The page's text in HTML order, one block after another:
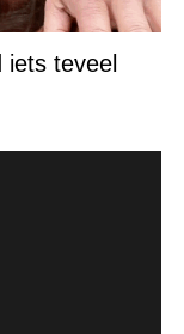
iets teveel